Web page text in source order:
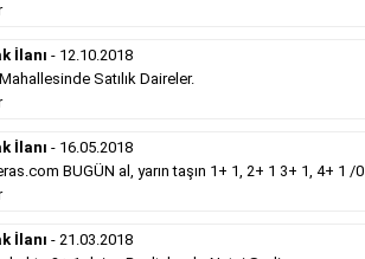
Hürriyet gazetesi ilan türleri hakkında
Sosyal İlan
türü altında vefat ilanı anma ilan,
İlanı - 12.10.2018
Satılık Daireler.
İlanı - 16.05.2018
BUGÜN al, yarın taşın 1+ 1, 2+ 1 3+ 1, 4+ 1 /
İlanı - 21.03.2018